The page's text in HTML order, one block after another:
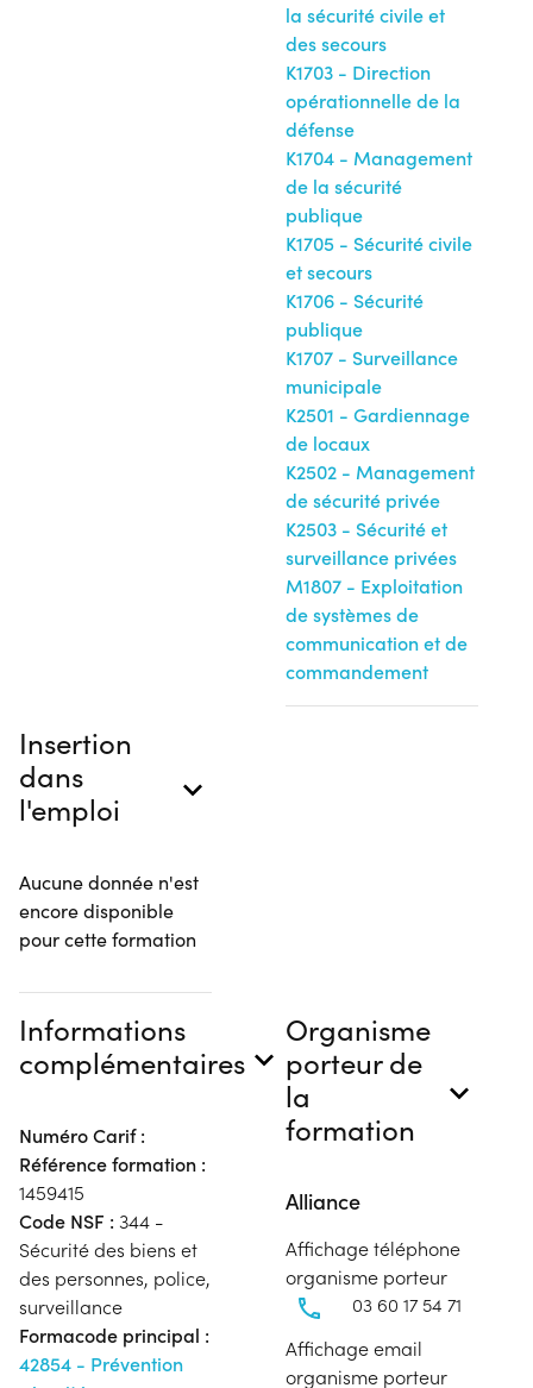
la sécurité civile et
des secours
K1703 - Direction
opérationnelle de la
défense
K1704 - Management
de la sécurité
publique
K1705 - Sécurité civile
et secours
K1706 - Sécurité
publique
K1707 - Surveillance
municipale
K2501 - Gardiennage
de locaux
K2502 - Management
de sécurité privée
K2503 - Sécurité et
surveillance privées
M1807 - Exploitation
de systèmes de
communication et de
commandement
Insertion
dans
l'emploi
Aucune donnée n'est
encore disponible
pour cette formation
Informations
complémentaires
Numéro Carif :
Référence formation :
1459415
Code NSF : 344 -
Sécurité des biens et
des personnes, police,
surveillance
Formacode principal :
42854 - Prévention
Organisme
porteur de
la
formation
Alliance
Affichage téléphone
organisme porteur
03 60 17 54 71
Affichage email
organisme porteur